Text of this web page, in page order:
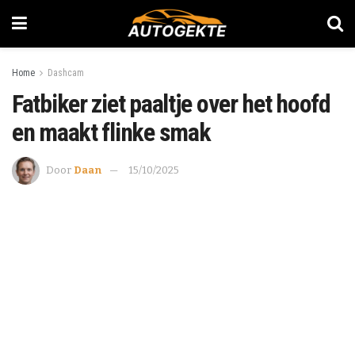
Home Dashcam
Fatbiker ziet paaltje over het hoofd
en maakt flinke smak
Door Daan 15/10/2025